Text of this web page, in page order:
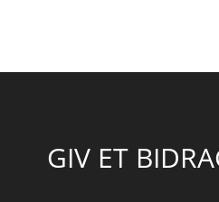
GIV ET